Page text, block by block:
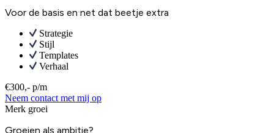
Voor de basis en net dat beetje extra
Strategie
Stijl
Templates
Verhaal
€300,- p/m
Neem contact met mij op
Merk groei
Groeien als ambitie?